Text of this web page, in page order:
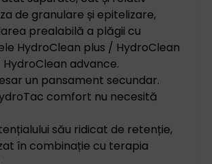
de granulare și epitelizare,
prealabilă a plăgii cu
HydroClean plus / HydroClean
advance.
un pansament secundar.
comfort nu necesită
său ridicat de retenție,
în combinație cu terapia